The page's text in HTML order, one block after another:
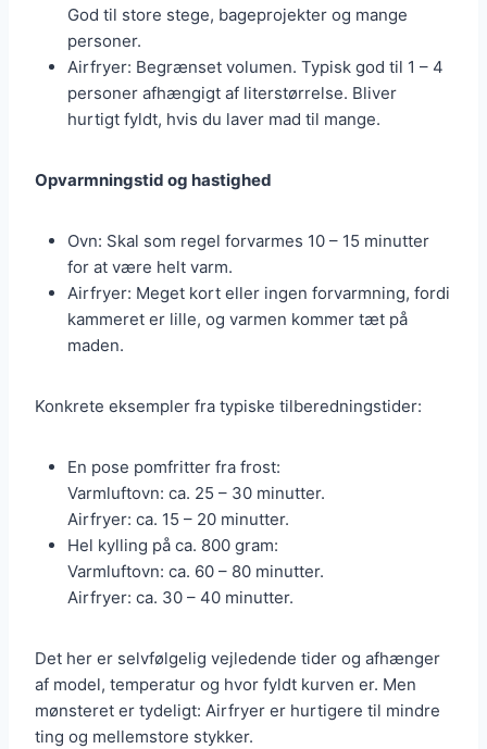
God til store stege, bageprojekter og mange
personer.
Airfryer: Begrænset volumen. Typisk god til 1 – 4
personer afhængigt af literstørrelse. Bliver
hurtigt fyldt, hvis du laver mad til mange.
Opvarmningstid og hastighed
Ovn: Skal som regel forvarmes 10 – 15 minutter
for at være helt varm.
Airfryer: Meget kort eller ingen forvarmning, fordi
kammeret er lille, og varmen kommer tæt på
maden.
Konkrete eksempler fra typiske tilberedningstider:
En pose pomfritter fra frost:
Varmluftovn: ca. 25 – 30 minutter.
Airfryer: ca. 15 – 20 minutter.
Hel kylling på ca. 800 gram:
Varmluftovn: ca. 60 – 80 minutter.
Airfryer: ca. 30 – 40 minutter.
Det her er selvfølgelig vejledende tider og afhænger
af model, temperatur og hvor fyldt kurven er. Men
mønsteret er tydeligt: Airfryer er hurtigere til mindre
ting og mellemstore stykker.